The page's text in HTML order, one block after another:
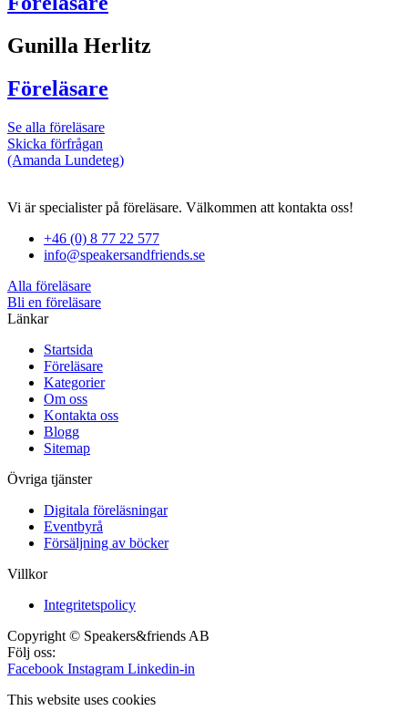
Gunilla Herlitz
Föreläsare
Se alla föreläsare
Skicka förfrågan
(Amanda Lundeteg)
Vi är specialister på föreläsare. Välkommen att kontakta oss!
+46 (0) 8 77 22 577
info@speakersandfriends.se
Alla föreläsare
Bli en föreläsare​
Länkar
Startsida
Föreläsare
Kategorier
Om oss
Kontakta oss
Blogg
Sitemap
Övriga tjänster
Digitala föreläsningar
Eventbyrå
Försäljning av böcker
Villkor
Integritetspolicy
Copyright © Speakers&friends AB
Följ oss:
Facebook Instagram Linkedin-in
This website uses cookies